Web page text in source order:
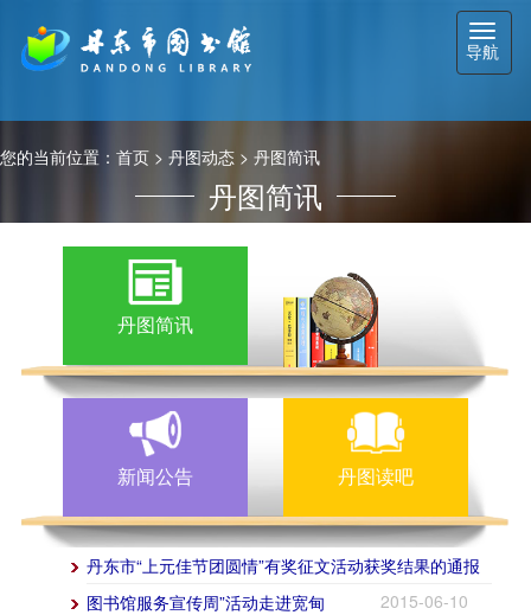
切
换
导
导航
您的当前位置： 首页 > 丹图动态 > 丹图简讯
丹图简讯
丹图简讯
新闻公告 丹图读吧
丹东市“上元佳节团圆情”有奖征文活动获奖结果的通报
2015-06-10
图书馆服务宣传周”活动走进宽甸